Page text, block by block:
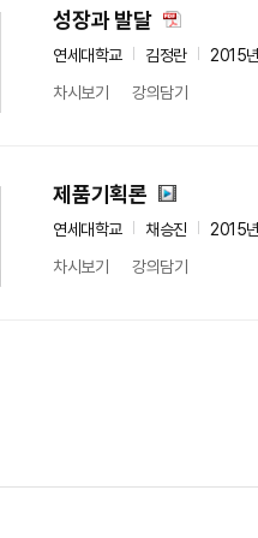
성장과 발달
연세대학교 김정란
2015
차시보기
강의담기
제품기획론
연세대학교 채승진
2015
차시보기
강의담기